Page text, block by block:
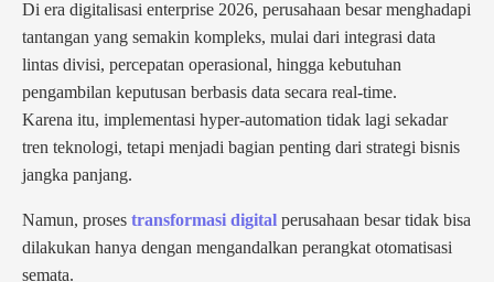
Di era digitalisasi enterprise 2026, perusahaan besar menghadapi
tantangan yang semakin kompleks, mulai dari integrasi data
lintas divisi, percepatan operasional, hingga kebutuhan
pengambilan keputusan berbasis data secara real-time.
Karena itu, implementasi hyper-automation tidak lagi sekadar
tren teknologi, tetapi menjadi bagian penting dari strategi bisnis
jangka panjang.
Namun, proses transformasi digital perusahaan besar tidak bisa
dilakukan hanya dengan mengandalkan perangkat otomatisasi
semata.